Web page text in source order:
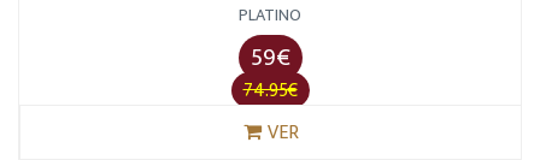
PLATINO
59€
74.95€
VER